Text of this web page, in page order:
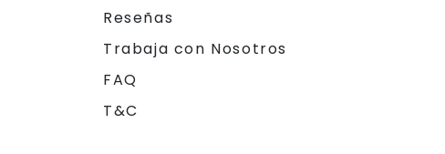
Reseñas
Trabaja con Nosotros
FAQ
T&C